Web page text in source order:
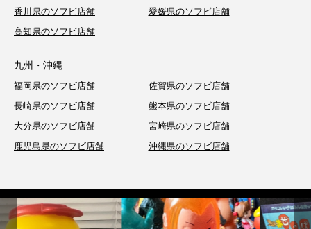
香川県のソフビ店舗
愛媛県のソフビ店舗
高知県のソフビ店舗
九州・沖縄
福岡県のソフビ店舗
佐賀県のソフビ店舗
長崎県のソフビ店舗
熊本県のソフビ店舗
大分県のソフビ店舗
宮崎県のソフビ店舗
鹿児島県のソフビ店舗
沖縄県のソフビ店舗